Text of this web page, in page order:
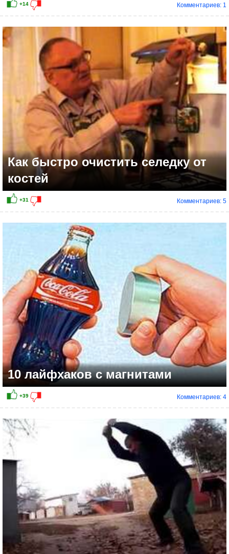
+5
Комментариев: 1
Как быстро очистить селедку от
костей
Комментариев: 5
10 лайфхаков с магнитами
Комментариев: 4